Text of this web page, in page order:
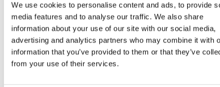
We use cookies to personalise content and ads, to provide
media features and to analyse our traffic. We also share
information about your use of our site with our social media,
advertising and analytics partners who may combine it with
information that you’ve provided to them or that they’ve
from your use of their services.
Stal benodigdheden
Go to Stal benodigdheden
Koeborstel
Ambic onderdelen
Minimelkers
stalartikelen
Skelex